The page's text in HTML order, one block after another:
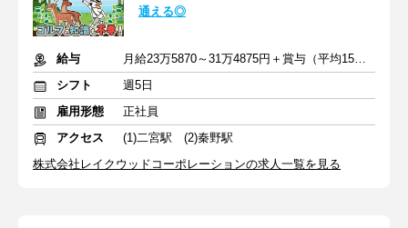
通える◎
給与
月給23万5870～31万4875円＋賞与（平均15万円×年2回）+交通費
シフト
週5日
雇用形態
正社員
アクセス
(1)二宮駅 (2)秦野駅
株式会社レイクウッドコーポレーションの求人一覧を見る